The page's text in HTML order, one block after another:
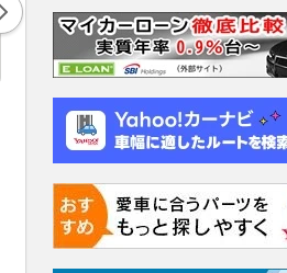
なぜ電車は「ピタリと同じ位
置」に止まれるの？ 実は運転
士の“神業”と最新システムの二
人三脚！ 知られざる驚きの仕
2026.08.09 乗りものニュース
日産
モ』
イン
レッ